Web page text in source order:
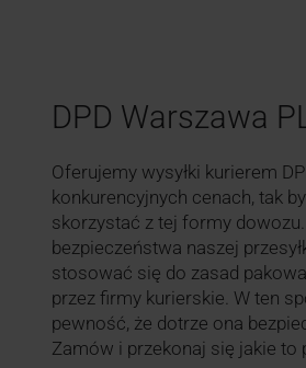
DPD Warszawa
Oferujemy wysyłki kurierem
konkurencyjnych cenach, tak
skorzystać z tej formy
bezpieczeństwa naszej
stosować się do zasad
przez firmy kurierskie. W ten
pewność, że dotrze ona
Zamów i przekonaj się jakie to